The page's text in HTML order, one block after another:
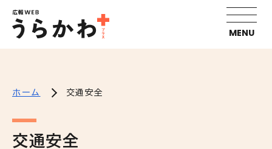
MENU
ホーム 交通安全
交通安全